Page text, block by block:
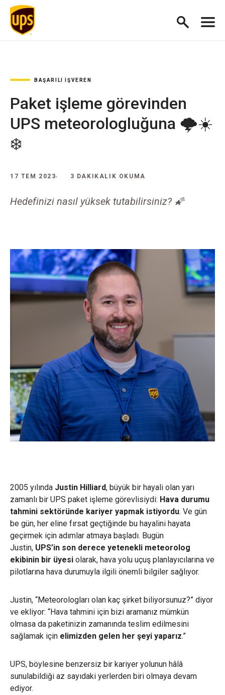
BAŞARILI İŞVEREN
Paket işleme görevinden
UPS meteorologluğuna 🌩☀
❄
17 TEM 2023 3 DAKIKALIK OKUMA
Hedefinizi nasıl yüksek tutabilirsiniz? 🌠
2005 yılında Justin Hilliard, büyük bir hayali olan yarı
zamanlı bir UPS paket işleme görevlisiydi: Hava durumu
tahmini sektöründe kariyer yapmak istiyordu. Ve gün
be gün, her eline fırsat geçtiğinde bu hayalini hayata
geçirmek için adımlar atmaya başladı. Bugün
Justin, UPS’in son derece yetenekli meteorolog
ekibinin bir üyesi olarak, hava yolu uçuş planlayıcılarına ve
pilotlarına hava durumuyla ilgili önemli bilgiler sağlıyor.
Justin, “Meteorologları olan kaç şirket biliyorsunuz?” diyor
ve ekliyor: “Hava tahmini için bizi aramanız mümkün
olmasa da paketinizin zamanında teslim edilmesini
sağlamak için elimizden gelen her şeyi yaparız.”
UPS, böylesine benzersiz bir kariyer yolunun hâlâ
sunulabildiği az sayıdaki yerlerden biri olmaya devam
ediyor.